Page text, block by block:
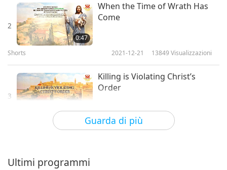
Guarda di più
2
0:47
When the Time of Wrath Has
Come
Shorts 2021-12-21 13849 Visualizzazioni
3
Killing is Violating Christ’s
Order
2021-12-21 Visualizzazioni
4
Ultimi programmi